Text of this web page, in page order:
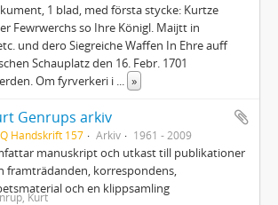
1 blad, med första stycke: Kurtze
Fewrwerchs so Ihre Königl. Maijtt in
und dero Siegreiche Waffen In Ehre auff
Schauplatz den 16. Febr. 1701
Om fyrverkeri i
»
Genrups arkiv
Handskrift 157 Arkiv 1961 - 2009
manuskript och utkast till publikationer
framträdanden, korrespondens,
och en klippsamling
Kurt